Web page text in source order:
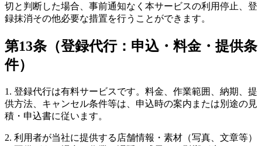
切と判断した場合、事前通知なく本サービスの利用停止、登
録抹消その他必要な措置を行うことができます。
第13条（登録代行：申込・料金・提供条
件）
1. 登録代行は有料サービスです。料金、作業範囲、納期、提
供方法、キャンセル条件等は、申込時の案内または別途の見
積・申込書に従います。
2. 利用者が当社に提供する店舗情報・素材（写真、文章等）